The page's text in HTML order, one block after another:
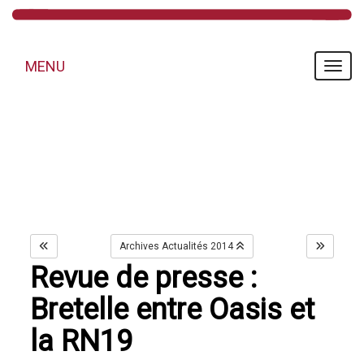
MENU
MENU
Archives Actualités 2014
Revue de presse :
Bretelle entre Oasis et
la RN19